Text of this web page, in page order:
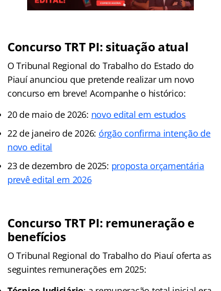
Concurso TRT PI: situação atual
O Tribunal Regional do Trabalho do Estado do
Piauí anunciou que pretende realizar um novo
concurso em breve! Acompanhe o histórico:
20 de maio de 2026: novo edital em estudos
22 de janeiro de 2026: órgão confirma intenção de
novo edital
23 de dezembro de 2025: proposta orçamentária
prevê edital em 2026
Concurso TRT PI: remuneração e
benefícios
O Tribunal Regional do Trabalho do Piauí oferta as
seguintes remunerações em 2025: